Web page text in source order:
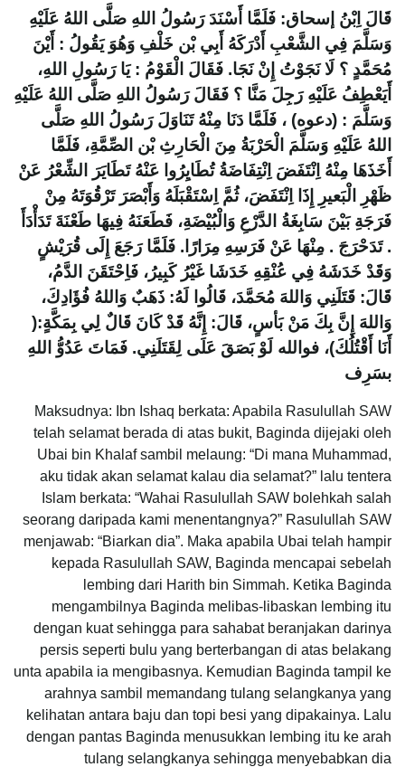
قَالَ اِبْنُ إسحاق: فَلَمَّا أَسْنَدَ رَسُولُ اللهِ صَلَّى اللهُ عَلَيْهِ
وَسَلَّمَ فِي الشَّعْبِ أَدْرَكَهُ أَبِي بْن خَلْفِ وَهُوَ يَقُولُ : أَيْنَ
مُحَمَّدٍ ؟ لَا نَجَوْتُ إِنْ نَجَا. فَقَالَ الْقَوْمُ : يَا رَسُولِ اللهِ،
أَيَعْطِفُ عَلَيْهِ رَجِلَ مَنَّا ؟ فَقَالَ رَسُولُ اللهِ صَلَّى اللهُ عَلَيْهِ
وَسَلَّمَ : (دعوه) ، فَلَمَّا دَنَا مِنْهُ تَنَاوَلَ رَسُولُ اللهِ صَلَّى
اللهُ عَلَيْهِ وَسَلَّمَ الْحَرْبَةُ مِنَ الْحَارِثِ بْن الصِّمَّةِ، فَلَمَّا
أَخَذَهَا مِنْهُ اِنْتَفَضَ اِنْتِفَاضَةُ تُطَايِرُوا عَنْهُ تَطَايَرَ الشِّعْرُ عَنْ
ظَهْرِ الْبَعيرِ إِذَا اِنْتَفَضَ، ثُمَّ اِسْتَقْبَلَهُ وَأَبْصَرَ تَرْقُوَتَهُ مِنْ
فَرَجَةِ بَيْنَ سَابِغَةُ الدَّرْعِ وَالْبُيْضَةِ، فَطَعَنَهُ فِيهَا طَعْنَةَ تَدَأْدَأَ
. تَدَحْرَجَ . مِنْهَا عَنْ فَرَسِهِ مِرَارًا. فَلَمَّا رَجَعَ إِلَى قُرَيْشٍ
وَقَدْ خَدَشَهُ فِي عُنْقِهِ خَدَشَا غَيْرُ كَبِيرُ، فَاِحْتَقَنَ الدَّمُ،
قَالَ: قَتَلَنِي وَاللهَ مُحَمَّدَ، قَالُوا لَهُ: ذَهَبٌ وَاللهُ فُؤَادِكَ،
وَاللهَ إِنَّ بِكَ مَنْ بَأسٍ، قَالَ: إِنَّهُ قَدْ كَانَ قَالٌ لِي بِمَكَّةٍ:(
أَنَا أَقْتُلُكَ)، فوالله لَوْ بَصَقَ عَلَى لِقَتَلَنِي. فَمَاتَ عَدُوُّ اللهِ
بسَرِف
Maksudnya: Ibn Ishaq berkata: Apabila Rasulullah SAW
telah selamat berada di atas bukit, Baginda dijejaki oleh
Ubai bin Khalaf sambil melaung: “Di mana Muhammad,
aku tidak akan selamat kalau dia selamat?” lalu tentera
Islam berkata: “Wahai Rasulullah SAW bolehkah salah
seorang daripada kami menentangnya?” Rasulullah SAW
menjawab: “Biarkan dia”. Maka apabila Ubai telah hampir
kepada Rasulullah SAW, Baginda mencapai sebelah
lembing dari Harith bin Simmah. Ketika Baginda
mengambilnya Baginda melibas-libaskan lembing itu
dengan kuat sehingga para sahabat beranjakan darinya
persis seperti bulu yang berterbangan di atas belakang
unta apabila ia mengibasnya. Kemudian Baginda tampil ke
arahnya sambil memandang tulang selangkanya yang
kelihatan antara baju dan topi besi yang dipakainya. Lalu
dengan pantas Baginda menusukkan lembing itu ke arah
tulang selangkanya sehingga menyebabkan dia